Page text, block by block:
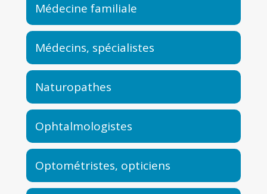
Médecine familiale
Médecins, spécialistes
Naturopathes
Ophtalmologistes
Optométristes, opticiens